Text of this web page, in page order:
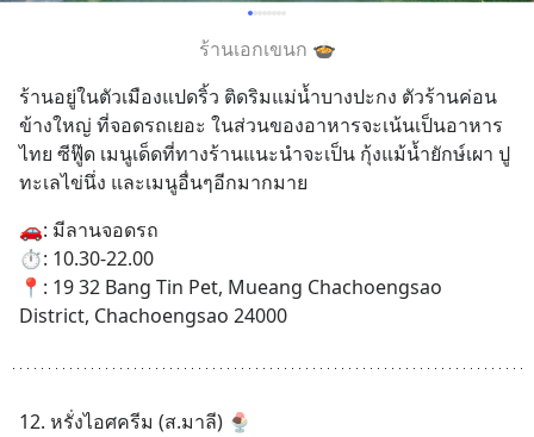
ร้านเอกเขนก 🍲
ร้านอยู่ในตัวเมืองแปดริ้ว ติดริมแม่น้ำบางปะกง ตัวร้านค่อน
ข้างใหญ่ ที่จอดรถเยอะ ในส่วนของอาหารจะเน้นเป็นอาหาร
ไทย ซีฟู๊ด เมนูเด็ดที่ทางร้านแนะนำจะเป็น กุ้งแม้น้ำยักษ์เผา ปู
ทะเลไข่นึ่ง และเมนูอื่นๆอีกมากมาย
🚗: มีลานจอดรถ
⏱️: 10.30-22.00
📍: 19 32 Bang Tin Pet, Mueang Chachoengsao
District, Chachoengsao 24000
12. หรั่งไอศครีม (ส.มาลี) 🍨